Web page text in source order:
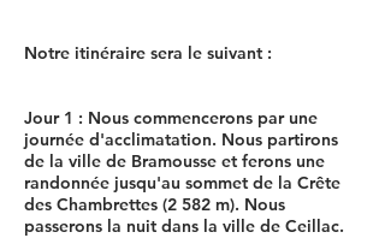
Notre itinéraire sera le suivant :
Jour 1 : Nous commencerons par une
journée d'acclimatation. Nous partirons
de la ville de Bramousse et ferons une
randonnée jusqu'au sommet de la Crête
des Chambrettes (2 582 m). Nous
passerons la nuit dans la ville de Ceillac.